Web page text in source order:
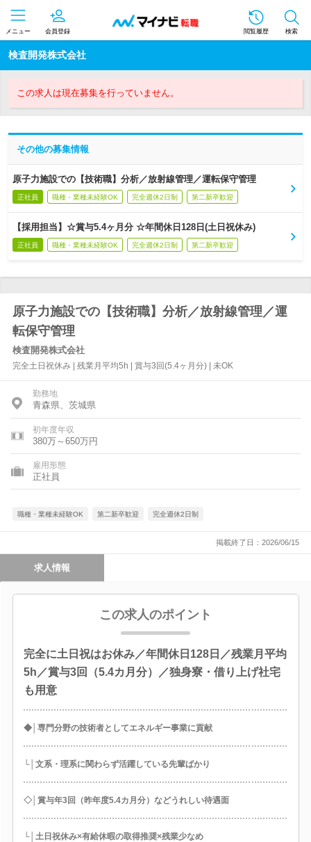
メニュー 会員登録 閲覧履歴 検索
検査開発株式会社
この求人は現在募集を行っていません。
その他の募集情報
原子力施設での【技術職】分析／放射線管理／運転保守管理
正社員 職種・業種未経験OK 完全週休2日制 第二新卒歓迎
【採用担当】☆賞与5.4ヶ月分 ☆年間休日128日(土日祝休み)
正社員 職種・業種未経験OK 完全週休2日制 第二新卒歓迎
原子力施設での【技術職】分析／放射線管理／運
転保守管理
検査開発株式会社
完全土日祝休み | 残業月平均5h | 賞与3回(5.4ヶ月分) | 未OK
勤務地
青森県、茨城県
初年度年収
380万～650万円
雇用形態
正社員
職種・業種未経験OK 第二新卒歓迎 完全週休2日制
掲載終了日：2026/06/15
求人情報
この求人のポイント
完全に土日祝はお休み／年間休日128日／残業月平均
5h／賞与3回（5.4カ月分）／独身寮・借り上げ社宅
も用意
◆│専門分野の技術者としてエネルギー事業に貢献
└│文系・理系に関わらず活躍している先輩ばかり
◇│賞与年3回（昨年度5.4カ月分）などうれしい待遇面
└│土日祝休み×有給休暇の取得推奨×残業少なめ